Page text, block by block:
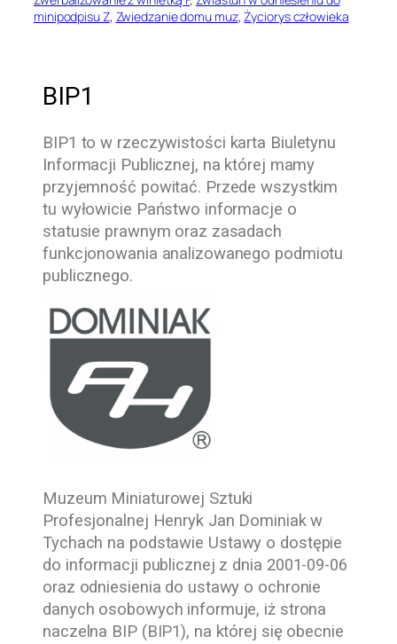
minipodpisu Z, Zwiedzanie domu muz, Życiorys człowieka
BIP1
BIP1 to w rzeczywistości karta Biuletynu
Informacji Publicznej, na której mamy
przyjemność powitać. Przede wszystkim
tu wyłowicie Państwo informacje o
statusie prawnym oraz zasadach
funkcjonowania analizowanego podmiotu
publicznego.
Muzeum Miniaturowej Sztuki
Profesjonalnej Henryk Jan Dominiak w
Tychach na podstawie Ustawy o dostępie
do informacji publicznej z dnia 2001-09-06
oraz odniesienia do ustawy o ochronie
danych osobowych informuje, iż strona
naczelna BIP (BIP1), na której się obecnie